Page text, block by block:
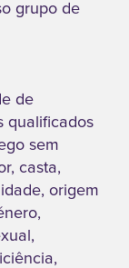
grupo de
de
qualificados
sem
casta,
origem